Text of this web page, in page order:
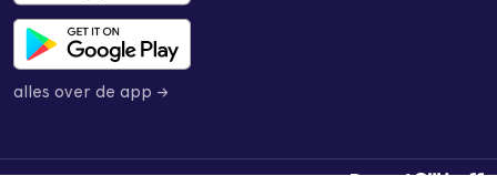
alles over de app →